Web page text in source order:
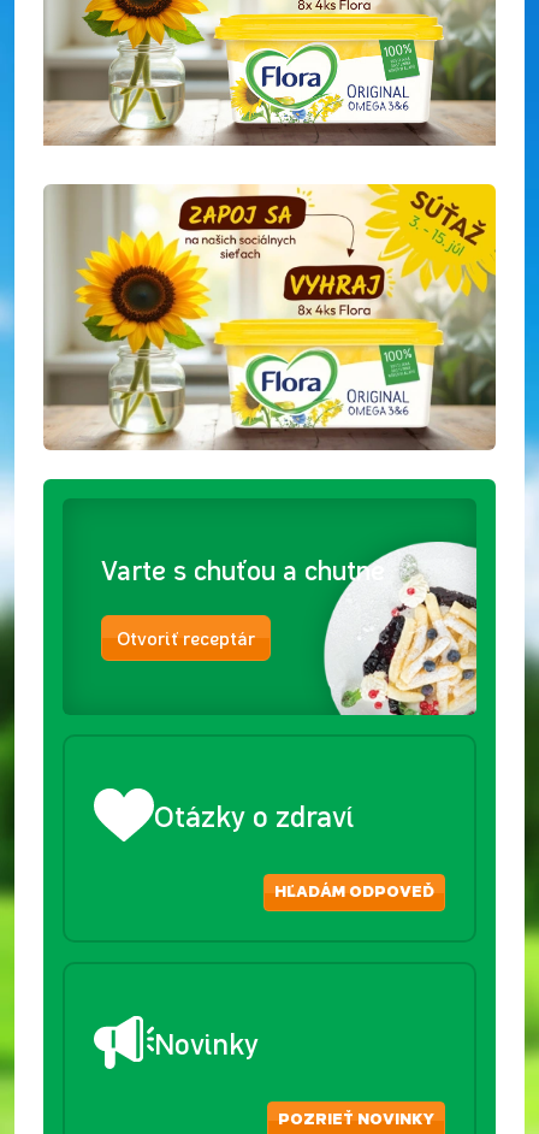
Varte s chuťou a chutne
Otvoriť receptár
Otázky o zdraví
HĽADÁM ODPOVEĎ
Novinky
POZRIEŤ NOVINKY